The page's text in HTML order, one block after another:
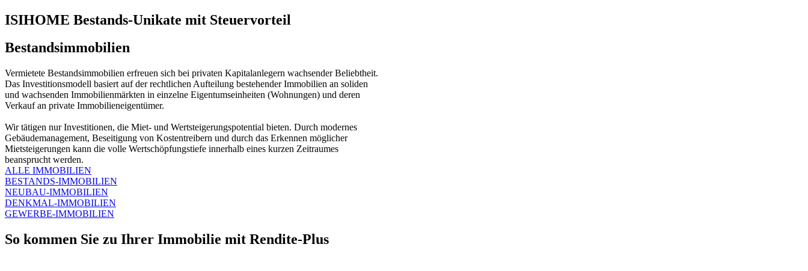
ISIHOME Bestands-Unikate mit Steuervorteil
Bestandsimmobilien
Vermietete Bestandsimmobilien erfreuen sich bei privaten Kapitalanlegern wachsender Beliebtheit.
Das Investitionsmodell basiert auf der rechtlichen Aufteilung bestehender Immobilien an soliden
und wachsenden Immobilienmärkten in einzelne Eigentumseinheiten (Wohnungen) und deren
Verkauf an private Immobilieneigentümer.
Wir tätigen nur Investitionen, die Miet- und Wertsteigerungspotential bieten. Durch modernes
Gebäudemanagement, Beseitigung von Kostentreibern und durch das Erkennen möglicher
Mietsteigerungen kann die volle Wertschöpfungstiefe innerhalb eines kurzen Zeitraumes
beansprucht werden.
ALLE IMMOBILIEN
BESTANDS-IMMOBILIEN
NEUBAU-IMMOBILIEN
DENKMAL-IMMOBILIEN
GEWERBE-IMMOBILIEN
So kommen Sie zu Ihrer Immobilie mit Rendite-Plus